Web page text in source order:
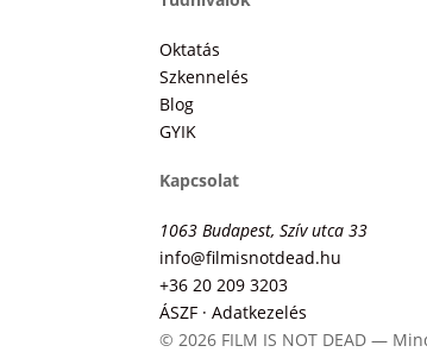
Oktatás
Szkennelés
Blog
GYIK
Kapcsolat
1063 Budapest, Szív utca 33
info@filmisnotdead.hu
+36 20 209 3203
ÁSZF · Adatkezelés
© 2026 FILM IS NOT DEAD —